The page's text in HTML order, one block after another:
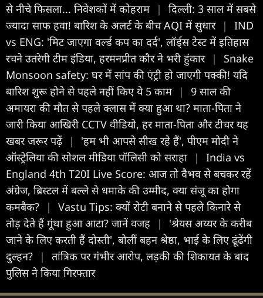
से नीचे फिसला... निवेशकों में कोहराम
|
दिल्ली: 3 साल में सबसे
ज्यादा साफ हवा! बारिश के अलर्ट के बीच AQI में सुधार |
IND
vs ENG: 'मिट जाएगा वर्ल्ड कप का दर्द', लॉर्ड्स टेस्ट में इतिहास
रचने उतरेगी टीम इंडिया, हरमनप्रीत कौर ने भरी हुंकार |
Snake
Monsoon safety: घर में सांप की एंट्री हो जाएगी पक्की! यदि
बारिश शुरू होने से पहले नहीं किए ये 5 काम
|
9 साल की
अमायरा की मौत से पहले क्लास में क्या हुआ था? माता-पिता ने
जारी किया आखिरी CCTV वीडियो, हर माता-पिता और टीचर यह
खबर जरूर पढ़ें |
'हम भी आपसे सीख रहे हैं', पीएम मोदी ने
ऑस्ट्रेलिया की सोशल मीडिया पॉलिसी को सराहा
|
India vs
England 4th T20I Live Score: आज तो वैभव से बचकर रहें
अंग्रेज, ब्रिस्टल में बल्ले से धमाके की उम्मीद, क्या संजू का होगा
कमबैक?
|
Vastu Tips: क्यों रोटी बनाने से पहले किनारे से
तोड़ देते हैं गूंथा हुआ आटा? जानें वजह
|
'श्रेयस अय्यर के करीब
जाने के लिए करती हैं दोस्ती', बोलीं बहन श्रेष्ठा, भाई के लिए ढूंढेंगी
दुल्हन?
|
तांत्रिक पर गंभीर आरोप, लड़की की शिकायत के बाद
पुलिस ने किया गिरफ्तार